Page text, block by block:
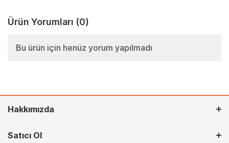
Ürün Yorumları (0)
Bu ürün için henüz yorum yapılmadı
Hakkımızda
Satıcı Ol